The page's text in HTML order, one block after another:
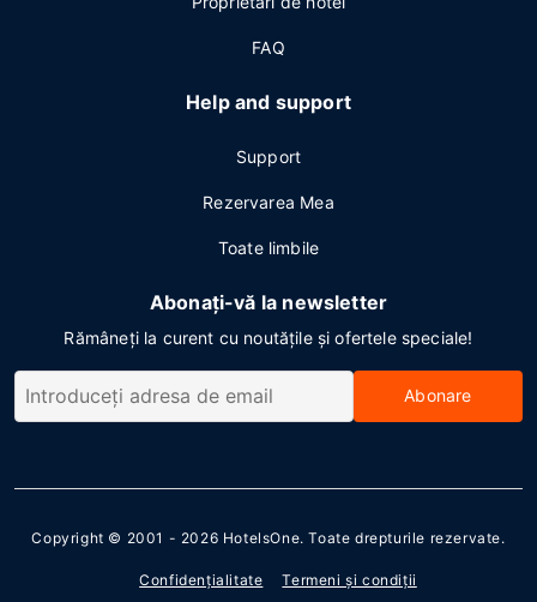
FAQ
Help and support
Support
Rezervarea Mea
Toate limbile
Abonați-vă la newsletter
Rămâneți la curent cu noutățile și ofertele speciale!
Abonare
Copyright © 2001 - 2026 HotelsOne. Toate drepturile rezervate.
Confidenţialitate Termeni şi condiţii